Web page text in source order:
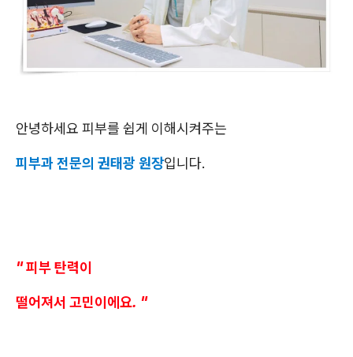
안녕하세요 피부를 쉽게 이해시켜주는
피부과 전문의 권태광 원장입니다.
" 피부 탄력이
떨어져서 고민이에요. "